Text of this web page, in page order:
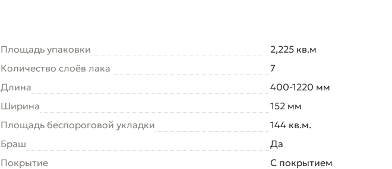
Площадь упаковки
2,225 кв.м
Количество слоёв лака
7
Длина
400-1220 мм
Ширина
152 мм
Площадь беспороговой укладки
144 кв.м.
Браш
Да
Покрытие
С покрытием